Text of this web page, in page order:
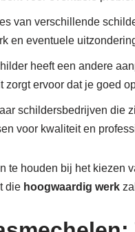
van verschillende
en eventuele
heeft een andere
zorgt ervoor dat je goed
schildersbedrijven die
voor kwaliteit en
te houden bij het kiezen
die hoogwaardig werk